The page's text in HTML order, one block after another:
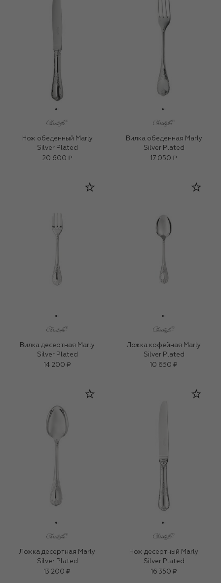
Нож обеденный Marly
Silver Plated
20 600 ₽
Вилка обеденная Marly
Silver Plated
17 050 ₽
Вилка десертная Marly
Silver Plated
14 200 ₽
Ложка кофейная Marly
Silver Plated
10 650 ₽
Ложка десертная Marly
Silver Plated
13 200 ₽
Нож десертный Marly
Silver Plated
16 350 ₽